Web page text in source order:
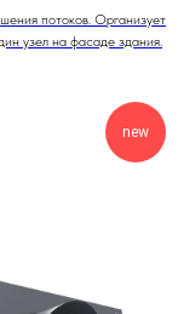
потоков. Организует
узел на фасаде здания.
new